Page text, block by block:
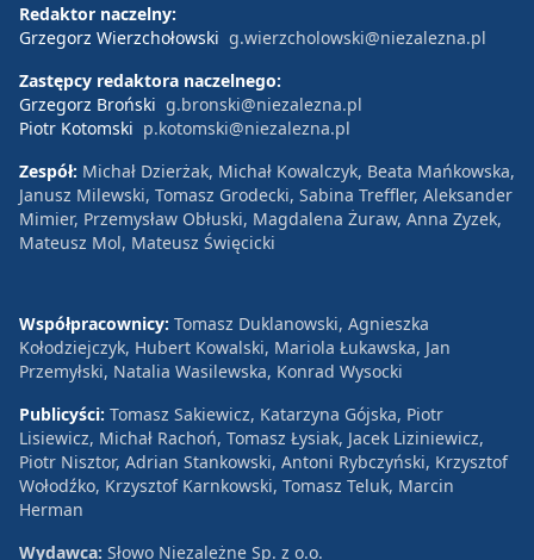
Redaktor naczelny:
Grzegorz Wierzchołowski g.wierzcholowski@niezalezna.pl
Zastępcy redaktora naczelnego:
Grzegorz Broński g.bronski@niezalezna.pl
Piotr Kotomski p.kotomski@niezalezna.pl
Zespół: Michał Dzierżak, Michał Kowalczyk, Beata Mańkowska,
Janusz Milewski, Tomasz Grodecki, Sabina Treffler, Aleksander
Mimier, Przemysław Obłuski, Magdalena Żuraw, Anna Zyzek,
Mateusz Mol, Mateusz Święcicki
Współpracownicy: Tomasz Duklanowski, Agnieszka
Kołodziejczyk, Hubert Kowalski, Mariola Łukawska, Jan
Przemyłski, Natalia Wasilewska, Konrad Wysocki
Publicyści: Tomasz Sakiewicz, Katarzyna Gójska, Piotr
Lisiewicz, Michał Rachoń, Tomasz Łysiak, Jacek Liziniewicz,
Piotr Nisztor, Adrian Stankowski, Antoni Rybczyński, Krzysztof
Wołodźko, Krzysztof Karnkowski, Tomasz Teluk, Marcin
Herman
Wydawca: Słowo Niezależne Sp. z o.o.